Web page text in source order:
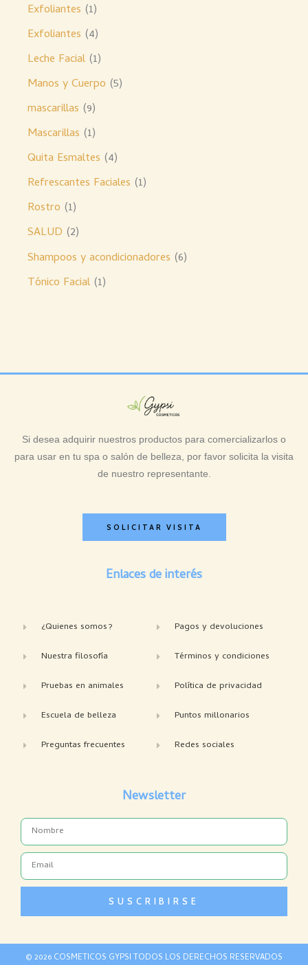
Exfoliantes 1
Exfoliantes 4
Leche Facial 1
Manos y Cuerpo 5
mascarillas 9
Mascarillas 1
Quita Esmaltes 4
Refrescantes Faciales 1
Rostro 1
SALUD 2
Shampoos y acondicionadores 6
Tónico Facial 1
Si desea adquirir nuestros productos para comercializarlos o
para usar en tu spa o salón de belleza, por favor solicita la visita
de nuestro representante.
SOLICITAR VISITA
Enlaces de interés
¿Quienes somos?
Nuestra filosofía
Pruebas en animales
Escuela de belleza
Preguntas frecuentes
Pagos y devoluciones
Términos y condiciones
Política de privacidad
Puntos millonarios
Redes sociales
Newsletter
Name
Email
SUSCRIBIRSE
© 2026 COSMETICOS GYPSI TODOS LOS DERECHOS RESERVADOS